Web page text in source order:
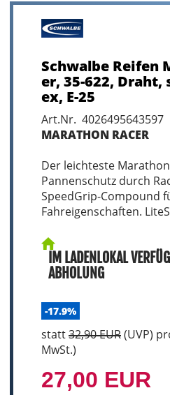
Schwalbe Reifen
er, 35-622, Draht,
ex, E-25
Art.Nr. 4026495643597
MARATHON RACER
Der leichteste
Pannenschutz durch
SpeedGrip-Compound
Fahreigenschaften.
IM LADENLOKAL
ABHOLUNG
-17.9%
statt32,90 EUR(UVP)
MwSt.)
27,00 EUR